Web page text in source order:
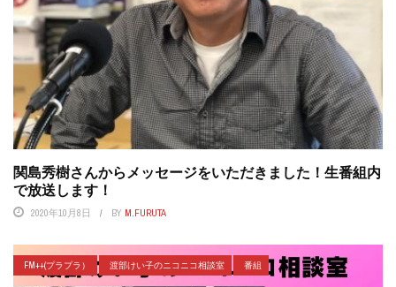
関島秀樹さんからメッセージをいただきました！生番組内
で放送します！
2020年10月8日 BY M.FURUTA
FM++(プラプラ） 渡部けい子のニコニコ相談室 番組